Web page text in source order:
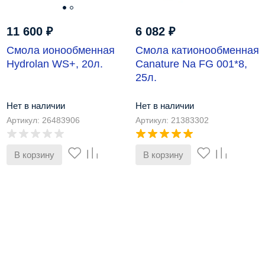
11 600 ₽
Смола ионообменная
Hydrolan WS+, 20л.
Нет в наличии
Артикул: 26483906
В корзину
6 082 ₽
Смола катионообменная
Сanature Na FG 001*8,
25л.
Нет в наличии
Артикул: 21383302
В корзину